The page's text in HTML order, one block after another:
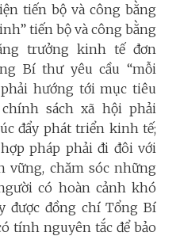
tiến bộ và công bằng
tiến bộ và công bằng
trưởng kinh tế đơn
Bí thư yêu cầu “mỗi
hướng tới mục tiêu
sách xã hội phải
đẩy phát triển kinh tế;
pháp phải đi đôi với
vững, chăm sóc những
có hoàn cảnh khó
được đồng chí Tổng Bí
tính nguyên tắc để bảo